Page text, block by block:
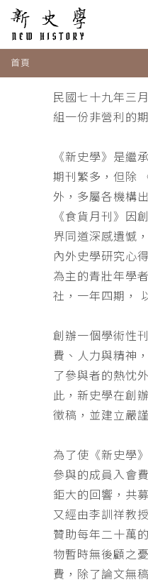
首頁
民國七十九年三
組一份非營利的
《新史學》是繼
期刊繁多，但除
外，多屬各機構
《食貨月刊》因
界同道深感遺憾
內外史學研究心
為主的青壯年學
社，一年四期，
創辦一個學術性
費、人力與精神
了參與者的熱忱
此，新史學在創
徵稿，並建立嚴
為了使《新史學
參與的成員入會
鉅大的回響，共
又經由李訓祥教
贊助每年二十萬
物暫時無後顧之
費，除了論文無